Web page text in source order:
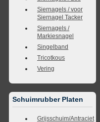
Siernagels / voor
Siernagel Tacker
Siernagels /
Markiesnagel
Singelband
Tricotkous
Vering
Schuimrubber Platen
Grijsschuim/Antraciet